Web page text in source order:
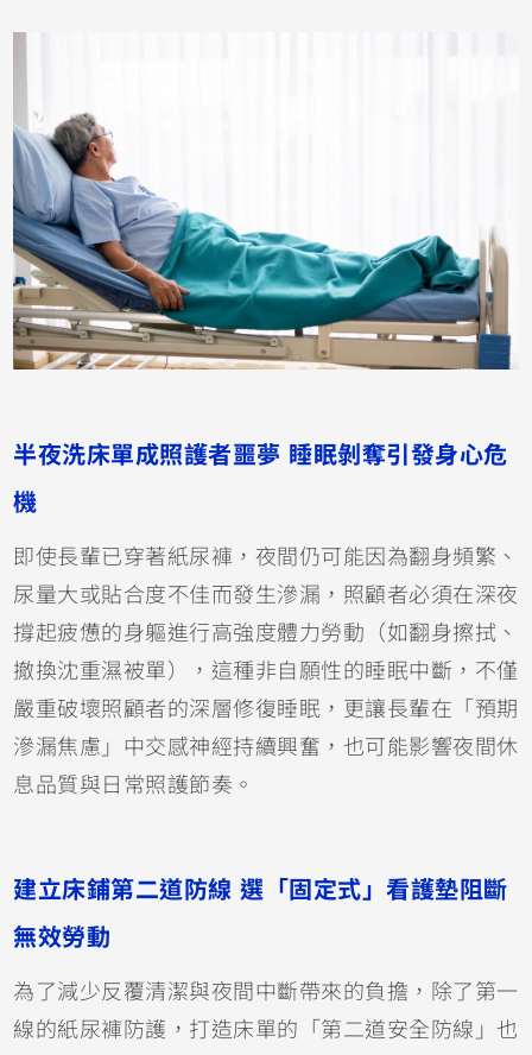
半夜洗床單成照護者噩夢 睡眠剝奪引發身心危
機
即使長輩已穿著紙尿褲，夜間仍可能因為翻身頻繁、
尿量大或貼合度不佳而發生滲漏，照顧者必須在深夜
撐起疲憊的身軀進行高強度體力勞動（如翻身擦拭、
撤換沈重濕被單），這種非自願性的睡眠中斷，不僅
嚴重破壞照顧者的深層修復睡眠，更讓長輩在「預期
滲漏焦慮」中交感神經持續興奮，也可能影響夜間休
息品質與日常照護節奏。
建立床鋪第二道防線 選「固定式」看護墊阻斷
無效勞動
為了減少反覆清潔與夜間中斷帶來的負擔，除了第一
線的紙尿褲防護，打造床單的「第二道安全防線」也